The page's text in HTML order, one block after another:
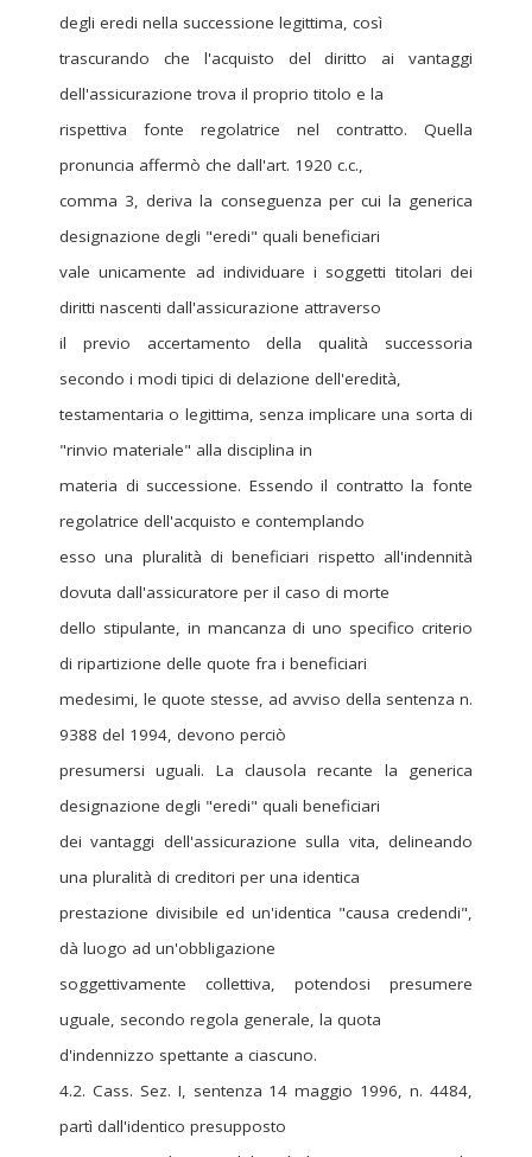
degli eredi nella successione legittima, così
trascurando che l'acquisto del diritto ai vantaggi
dell'assicurazione trova il proprio titolo e la
rispettiva fonte regolatrice nel contratto. Quella
pronuncia affermò che dall'art. 1920 c.c.,
comma 3, deriva la conseguenza per cui la generica
designazione degli "eredi" quali beneficiari
vale unicamente ad individuare i soggetti titolari dei
diritti nascenti dall'assicurazione attraverso
il previo accertamento della qualità successoria
secondo i modi tipici di delazione dell'eredità,
testamentaria o legittima, senza implicare una sorta di
"rinvio materiale" alla disciplina in
materia di successione. Essendo il contratto la fonte
regolatrice dell'acquisto e contemplando
esso una pluralità di beneficiari rispetto all'indennità
dovuta dall'assicuratore per il caso di morte
dello stipulante, in mancanza di uno specifico criterio
di ripartizione delle quote fra i beneficiari
medesimi, le quote stesse, ad avviso della sentenza n.
9388 del 1994, devono perciò
presumersi uguali. La clausola recante la generica
designazione degli "eredi" quali beneficiari
dei vantaggi dell'assicurazione sulla vita, delineando
una pluralità di creditori per una identica
prestazione divisibile ed un'identica "causa credendi",
dà luogo ad un'obbligazione
soggettivamente collettiva, potendosi presumere
uguale, secondo regola generale, la quota
d'indennizzo spettante a ciascuno.
4.2. Cass. Sez. I, sentenza 14 maggio 1996, n. 4484,
partì dall'identico presupposto